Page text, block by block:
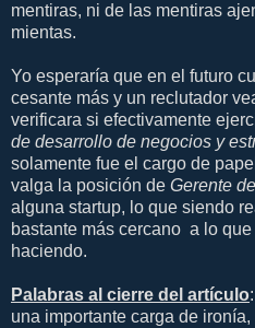
mentiras, ni de las mentiras
mientas.
Yo esperaría que en el futuro
cesante más y un reclutador
verificara si efectivamente
de desarrollo de negocios y
solamente fue el cargo de
valga la posición de Gerente
alguna startup, lo que siendo
bastante más cercano a lo
haciendo.
Palabras al cierre del artículo
una importante carga de